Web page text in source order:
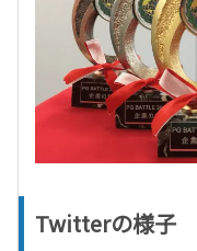
Twitterの様子